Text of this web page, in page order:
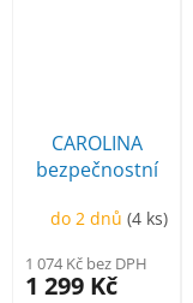
CAROLINA
bezpečnostní
do 2 dnů(4 ks)
1 074 Kč bez DPH
1 299 Kč